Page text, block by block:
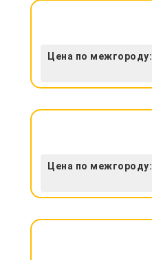
Цена по межгороду:
Цена по межгороду: